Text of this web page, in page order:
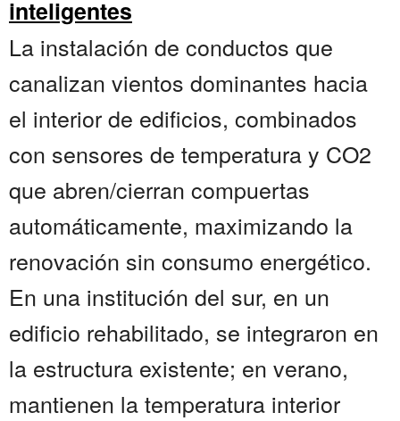
inteligentes
La instalación de conductos que
canalizan vientos dominantes hacia
el interior de edificios, combinados
con sensores de temperatura y CO2
que abren/cierran compuertas
automáticamente, maximizando la
renovación sin consumo energético.
En una institución del sur, en un
edificio rehabilitado, se integraron en
la estructura existente; en verano,
mantienen la temperatura interior